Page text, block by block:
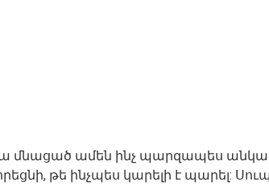
մնացած ամեն ինչ պարզապես
թե ինչպես կարելի է պարել: